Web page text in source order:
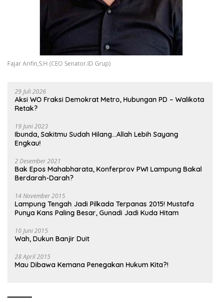
Fajar Arifin,S.H (CEO Senator.ID Grup)
29 Juli 2026
Aksi WO Fraksi Demokrat Metro, Hubungan PD – Walikota
Retak?
19 Juni 2023
Ibunda, Sakitmu Sudah Hilang…Allah Lebih Sayang
Engkau!
2 Desember 2021
Bak Epos Mahabharata, Konferprov PWI Lampung Bakal
Berdarah-Darah?
14 November 2015
Lampung Tengah Jadi Pilkada Terpanas 2015! Mustafa
Punya Kans Paling Besar, Gunadi Jadi Kuda Hitam
10 Juni 2015
Wah, Dukun Banjir Duit
28 April 2015
Mau Dibawa Kemana Penegakan Hukum Kita?!